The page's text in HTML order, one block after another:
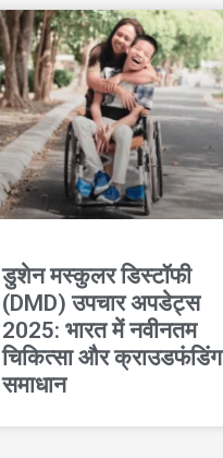
डुशेन मस्कुलर डिस्टॉफी
(DMD) उपचार अपडेट्स
2025: भारत में नवीनतम
चिकित्सा और क्राउडफंडिंग
समाधान